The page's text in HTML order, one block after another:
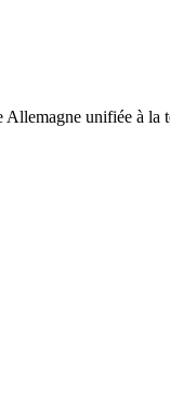
unifiée à la